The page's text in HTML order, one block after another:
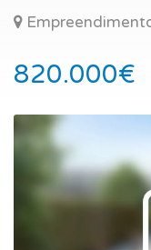
820.000€